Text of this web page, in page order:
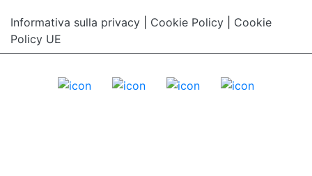
Informativa sulla privacy
Cookie Policy
Cookie
Policy UE